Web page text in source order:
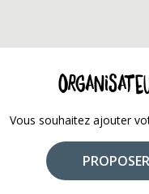
Vous souhaitez ajouter
PROPOSER